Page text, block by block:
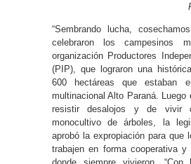
“Sembrando lucha,
celebraron los campesinos
organización Productores
(PIP), que lograron una
600 hectáreas que estaban
multinacional Alto Paraná. Luego
resistir desalojos y de vivir
monocultivo de árboles, la
aprobó la expropiación para que
trabajen en forma cooperativa y